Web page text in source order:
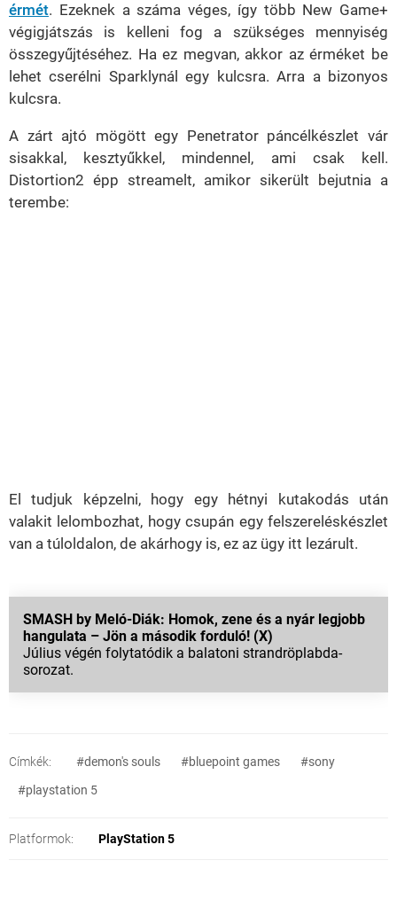
érmét. Ezeknek a száma véges, így több New Game+
végigjátszás is kelleni fog a szükséges mennyiség
összegyűjtéséhez. Ha ez megvan, akkor az érméket be
lehet cserélni Sparklynál egy kulcsra. Arra a bizonyos
kulcsra.
A zárt ajtó mögött egy Penetrator páncélkészlet vár
sisakkal, kesztyűkkel, mindennel, ami csak kell.
Distortion2 épp streamelt, amikor sikerült bejutnia a
terembe:
El tudjuk képzelni, hogy egy hétnyi kutakodás után
valakit lelombozhat, hogy csupán egy felszereléskészlet
van a túloldalon, de akárhogy is, ez az ügy itt lezárult.
SMASH by Meló-Diák: Homok, zene és a nyár legjobb
hangulata – Jön a második forduló! (X)
Július végén folytatódik a balatoni strandröplabda-
sorozat.
Címkék: #demon's souls #bluepoint games
#sony
#playstation 5
Platformok: PlayStation 5